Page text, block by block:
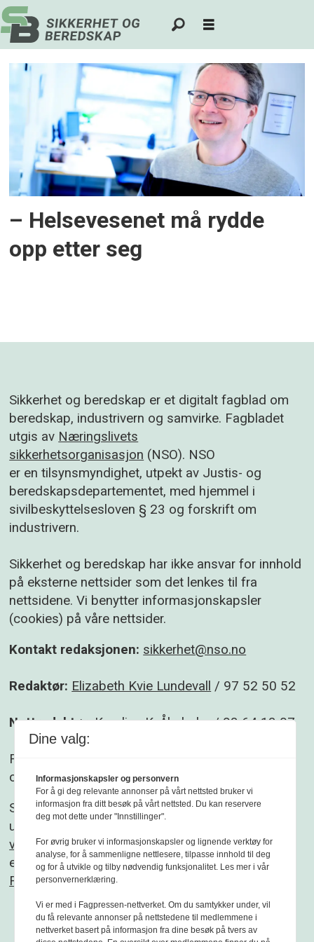
Tag:
conrad
bjørshol
– Helsevesenet må rydde
opp etter seg
Sikkerhet og beredskap er et digitalt fagblad om
beredskap, industrivern og samvirke. Fagbladet
utgis av Næringslivets
sikkerhetsorganisasjon (NSO). NSO
er en tilsynsmyndighet, utpekt av Justis- og
beredskapsdepartementet, med hjemmel i
sivilbeskyttelsesloven § 23 og forskrift om
industrivern.
Sikkerhet og beredskap har ikke ansvar for innhold
på eksterne nettsider som det lenkes til fra
nettsidene. Vi benytter informasjonskapsler
(cookies) på våre nettsider.
Kontakt redaksjonen: sikkerhet@nso.no
Redaktør: Elizabeth Kvie Lundevall / 97 52 50 52
Nettredaktør: Karoline K. Åbyholm/ 93 64 13 07
Følg gjerne Sikkerhet og beredskap på
og
Linkedin.
Sikkerhet og beredskap er et redaksjonelt
uavhengig fagblad som redigeres etter
varsom-plakatenogRedaktørplakaten. Fagbladet
er medlem av
Fagpressen
Dine valg:
Informasjonskapsler og personvern
For å gi deg relevante annonser på vårt nettsted bruker vi
informasjon fra ditt besøk på vårt nettsted. Du kan reservere
deg mot dette under "Innstillinger".
For øvrig bruker vi informasjonskapsler og lignende verktøy for
analyse, for å sammenligne nettlesere, tilpasse innhold til deg
og for å utvikle og tilby nødvendig funksjonalitet. Les mer i vår
personvernerklæring.
Vi er med i Fagpressen-nettverket. Om du samtykker under, vil
du få relevante annonser på nettstedene til medlemmene i
nettverket basert på informasjon fra dine besøk på tvers av